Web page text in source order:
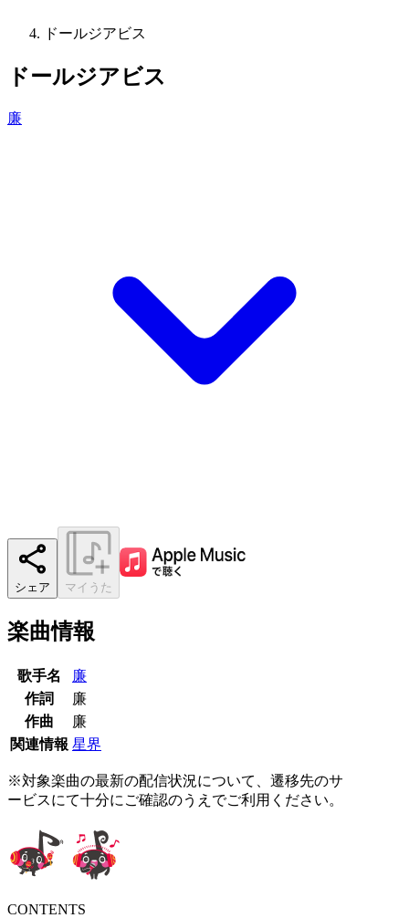
ドールジアビス
ドールジアビス
廉
シェア マイうた
楽曲情報
歌手名
廉
作詞
廉
作曲
廉
関連情報 星界
※対象楽曲の最新の配信状況について、遷移先のサ
ービスにて十分にご確認のうえでご利用ください。
CONTENTS